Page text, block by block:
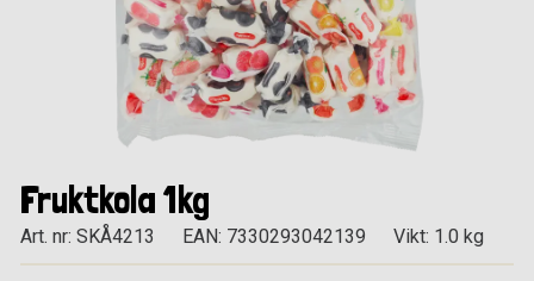
Fruktkola 1kg
Art. nr: SKÅ4213 EAN: 7330293042139 Vikt: 1.0 kg